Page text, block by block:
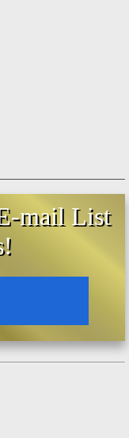
mail List